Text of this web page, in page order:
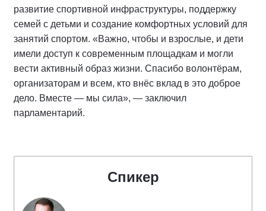
развитие спортивной инфраструктуры, поддержку
семей с детьми и создание комфортных условий для
занятий спортом. «Важно, чтобы и взрослые, и дети
имели доступ к современным площадкам и могли
вести активный образ жизни. Спасибо волонтёрам,
организаторам и всем, кто внёс вклад в это доброе
дело. Вместе — мы сила», — заключил
парламентарий.
Спикер